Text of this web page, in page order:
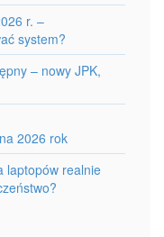
r. –
system?
– nowy JPK,
2026 rok
laptopów realnie